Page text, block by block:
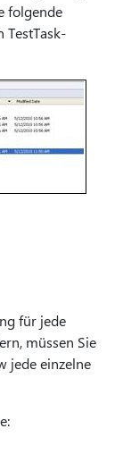
folgende
TestTask-
für jede
müssen Sie
jede einzelne